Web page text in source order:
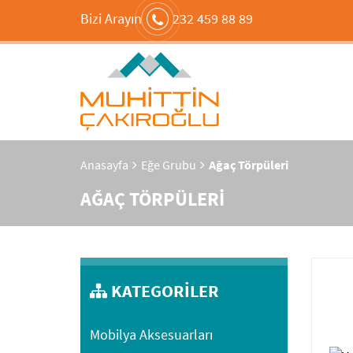
Bizi Arayın 232 459 88 89
Anasayfa Eğe Grubu Ağaç Törpüleri
AĞAÇ TÖRPÜLERİ
KATEGORİLER
Mobilya Aksesuarları